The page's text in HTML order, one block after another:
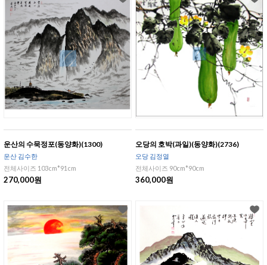
운산의 수묵정포(동양화)(1300)
운산 김수한
전체사이즈 103cm*91cm
270,000원
오당의 호박(과일)(동양화)(2736)
오당 김정열
전체사이즈 90cm*90cm
360,000원